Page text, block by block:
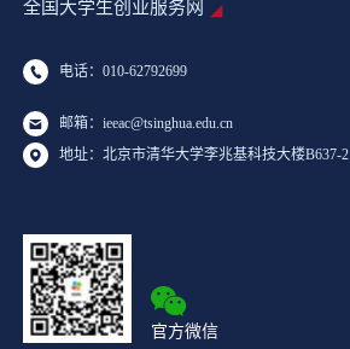
全国大学生创业服务网
电话：010-62792699
邮箱：ieeac@tsinghua.edu.cn
地址：北京市清华大学李兆基科技大楼B637-2
官方微信